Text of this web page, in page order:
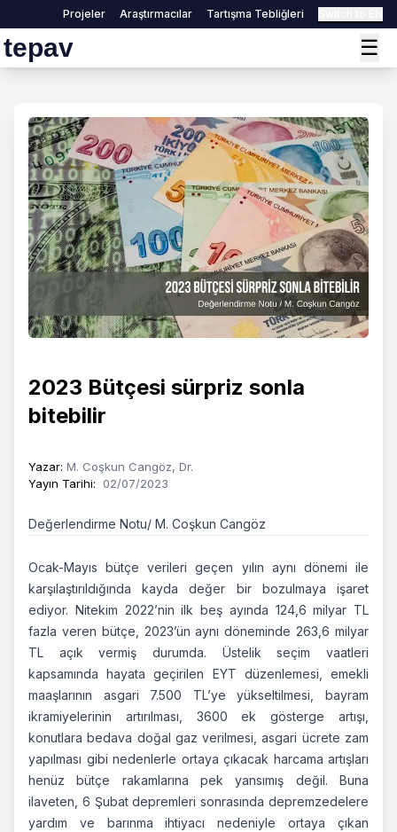
Projeler Araştırmacılar Tartışma Tebliğleri
tepav ☰
2023 Bütçesi sürpriz sonla
bitebilir
Yazar: M. Coşkun Cangöz, Dr.
Yayın Tarihi: 02/07/2023
Değerlendirme Notu/ M. Coşkun Cangöz
Ocak-Mayıs bütçe verileri geçen yılın aynı dönemi ile
karşılaştırıldığında kayda değer bir bozulmaya işaret
ediyor. Nitekim 2022’nin ilk beş ayında 124,6 milyar TL
fazla veren bütçe, 2023’ün aynı döneminde 263,6 milyar
TL açık vermiş durumda. Üstelik seçim vaatleri
kapsamında hayata geçirilen EYT düzenlemesi, emekli
maaşlarının asgari 7.500 TL’ye yükseltilmesi, bayram
ikramiyelerinin artırılması, 3600 ek gösterge artışı,
konutlara bedava doğal gaz verilmesi, asgari ücrete zam
yapılması gibi nedenlerle ortaya çıkacak harcama artışları
henüz bütçe rakamlarına pek yansımış değil. Buna
ilaveten, 6 Şubat depremleri sonrasında depremzedelere
yardım ve barınma ihtiyacı nedeniyle ortaya çıkan